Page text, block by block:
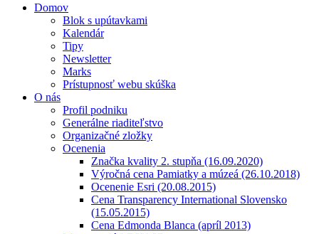
Domov
Blok s upútavkami
Kalendár
Tipy
Newsletter
Marks
Prístupnosť webu skúška
O nás
Profil podniku
Generálne riaditeľstvo
Organizačné zložky
Ocenenia
Značka kvality 2. stupňa (16.09.2020)
Výročná cena Pamiatky a múzeá (26.10.2018)
Ocenenie Esri (20.08.2015)
Cena Transparency International Slovensko
(15.05.2015)
Cena Edmonda Blanca (apríl 2013)